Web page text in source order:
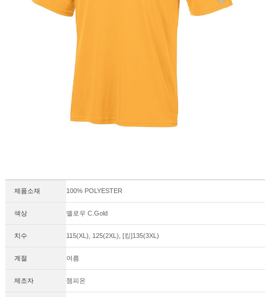
제품소재 100% POLYESTER
색상 옐로우 C.Gold
치수 115(XL), 125(2XL), [킹]135(3XL)
계절 여름
제조자 챔피온